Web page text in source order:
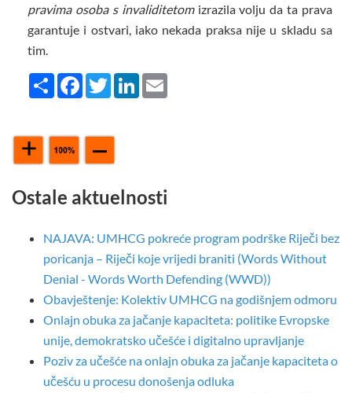
pravima osoba s invaliditetomizrazila volju da ta prava
garantuje i ostvari, iako nekada praksa nije u skladu sa
tim.
Share FacebookTwitterLinkedIn
Ostale aktuelnosti
NAJAVA: UMHCG pokreće program podrške Riječi bez
poricanja – Riječi koje vrijedi braniti (Words Without
Denial - Words Worth Defending (WWD))
Obavještenje: Kolektiv UMHCG na godišnjem odmoru
Onlajn obuka za jačanje kapaciteta: politike Evropske
unije, demokratsko učešće i digitalno upravljanje
Poziv za učešće na onlajn obuka za jačanje kapaciteta o
učešću u procesu donošenja odluka